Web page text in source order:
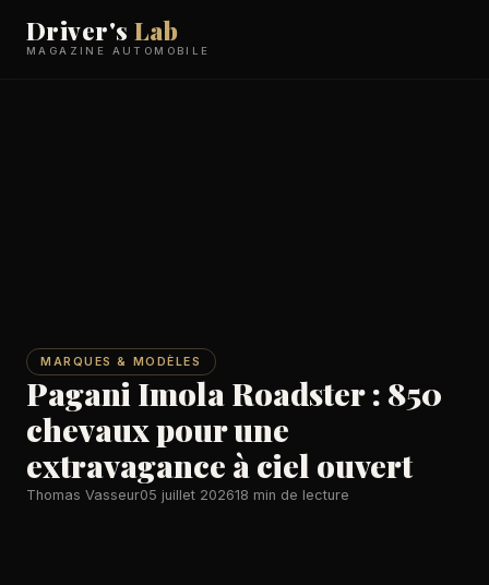
Driver'sLab
MAGAZINE AUTOMOBILE
MARQUES & MODÈLES
Pagani Imola Roadster : 850
chevaux pour une
extravagance à ciel ouvert
Thomas Vasseur05 juillet 202618 min de lecture